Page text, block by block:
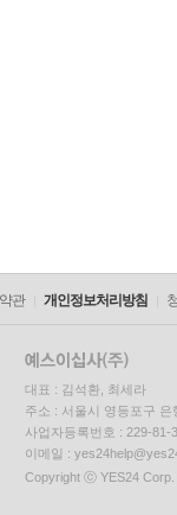
관 개인정보처리방침
대표 : 김석환, 최세라
주소 : 서울시 영등포구
사업자등록번호 : 229-
이메일 :
Copyright ⓒ YES24 Corp.